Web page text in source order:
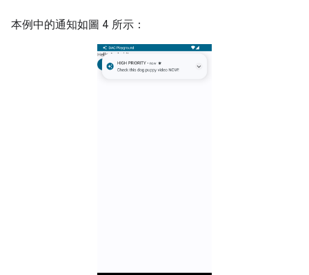
本例中的通知如圖 4 所示：